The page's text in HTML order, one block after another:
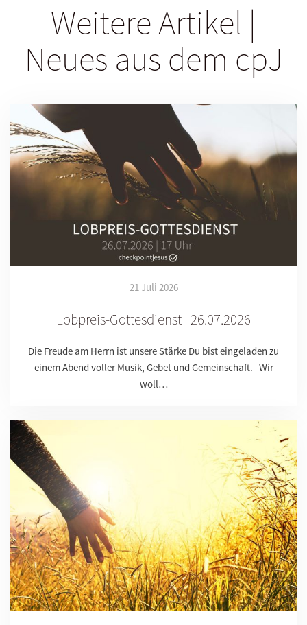
Weitere Artikel |
Neues aus dem cpJ
21 Juli 2026
Lobpreis-Gottesdienst | 26.07.2026
Die Freude am Herrn ist unsere Stärke Du bist eingeladen zu
einem Abend voller Musik, Gebet und Gemeinschaft. Wir
woll…